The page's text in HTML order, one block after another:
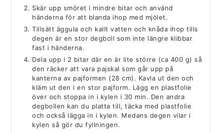
Skär upp smöret i mindre bitar och använd
händerna för att blanda ihop med mjölet.
Tillsätt äggula och kallt vatten och knåda ihop tills
degen är en stor degboll som inte längre klibbar
fast i händerna.
Dela upp i 2 bitar där en är lite större (ca 400 g) så
den räcker att vara pajskal som går upp på
kanterna av pajformen (28 cm). Kavla ut den och
kläm ut den i en stor pajform. Lägg en plastfolie
över och stoppa in i kylen i 30 min. Den andra
degbollen kan du platta till, täcka med plastfolie
och också lägga in i kylen. Medans degen vilar i
kylen så gör du fyllningen.